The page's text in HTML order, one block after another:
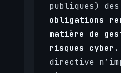
publiques) des
obligations
matière de
risques cyber .
directive